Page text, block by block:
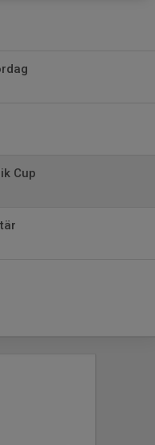
Cup